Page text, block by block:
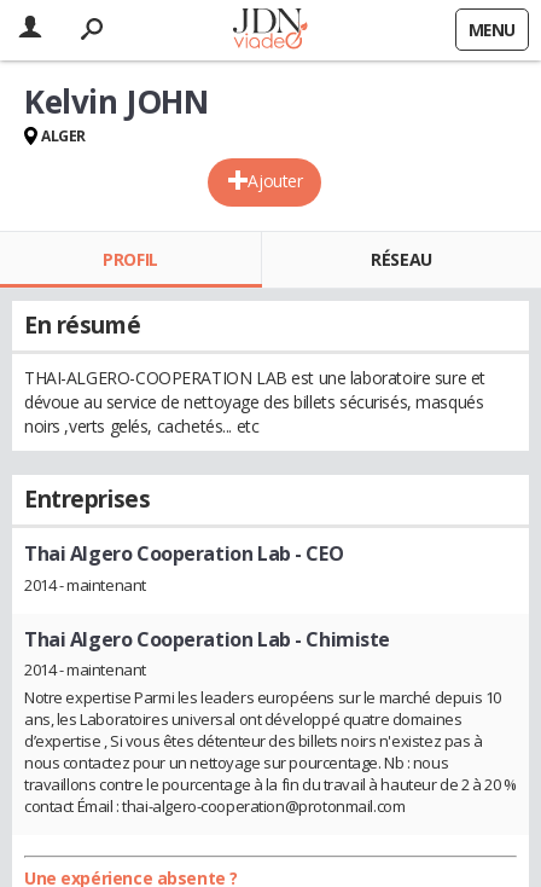
MENU
Ajouter
Kelvin JOHN
ALGER
PROFIL RÉSEAU
En résumé
THAI-ALGERO-COOPERATION LAB est une laboratoire sure et
dévoue au service de nettoyage des billets sécurisés, masqués
noirs ,verts gelés, cachetés... etc
Entreprises
Thai Algero Cooperation Lab - CEO
2014 - maintenant
Thai Algero Cooperation Lab - Chimiste
2014 - maintenant
Notre expertise Parmi les leaders européens sur le marché depuis 10
ans, les Laboratoires universal ont développé quatre domaines
d’expertise , Si vous êtes détenteur des billets noirs n'existez pas à
nous contactez pour un nettoyage sur pourcentage. Nb : nous
travaillons contre le pourcentage à la fin du travail à hauteur de 2 à 20 %
contact Émail : thai-algero-cooperation@protonmail.com
Une expérience absente ?